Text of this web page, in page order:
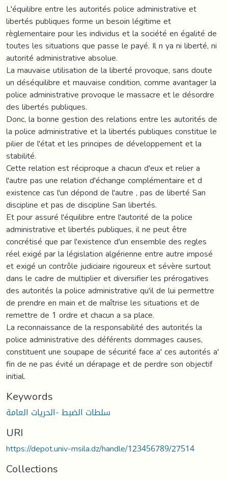
L'équilibre entre les autorités police administrative et
libertés publiques forme un besoin légitime et
règlementaire pour les individus et la société en égalité de
toutes les situations que passe le payé. Il n ya ni liberté, ni
autorité administrative absolue.
La mauvaise utilisation de la liberté provoque, sans doute
un déséquilibre et mauvaise condition, comme avantager la
police administrative provoque le massacre et le désordre
des libertés publiques.
Donc, la bonne gestion des relations entre les autorités de
la police administrative et la libertés publiques constitue le
pilier de l'état et les principes de développement et la
stabilité.
Cette relation est réciproque a chacun d'eux et relier a
l'autre pas une relation d'échange complémentaire et d
existence cas l'un dépond de l'autre , pas de liberté San
discipline et pas de discipline San libertés.
Et pour assuré l'équilibre entre l'autorité de la police
administrative et libertés publiques, il ne peut être
concrétisé que par l'existence d'un ensemble des regles
réel exigé par la législation algérienne entre autre imposé
et exigé un contrôle judiciaire rigoureux et sévère surtout
dans le cadre de multiplier et diversifier les prérogatives
des autorités la police administrative qu'il de lui permettre
de prendre en main et de maîtrise les situations et de
remettre de 1 ordre et chacun a sa place.
La reconnaissance de la responsabilité des autorités la
police administrative des déférents dommages causes,
constituent une soupape de sécurité face a' ces autorités a'
fin de ne pas évité un dérapage et de perdre son objectif
initial.
Keywords
سلطات الضبط -الحريات العامة
URI
https://depot.univ-msila.dz/handle/123456789/27514
Collections